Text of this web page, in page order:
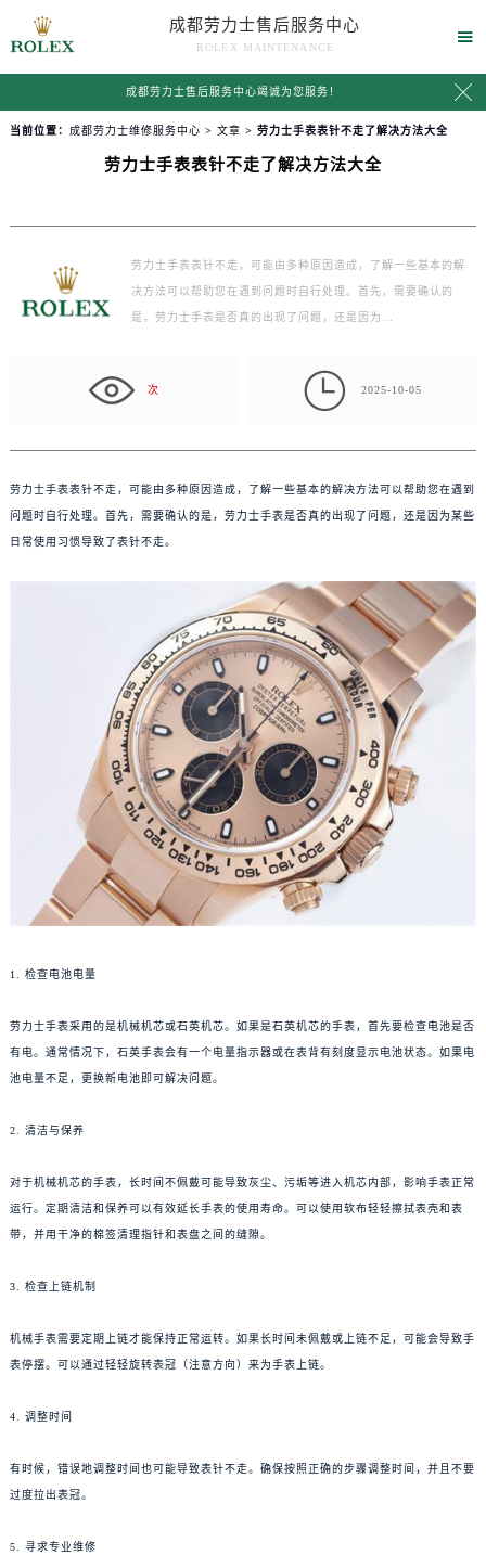
成都劳力士售后服务中心
ROLEX MAINTENANCE

成都劳力士售后服务中心竭诚为您服务！ 
当前位置： 成都劳力士维修服务中心 > 文章 > 劳力士手表表针不走了解决方法大全
劳力士手表表针不走了解决方法大全
劳力士手表表针不走，可能由多种原因造成，了解一些基本的解
决方法可以帮助您在遇到问题时自行处理。首先，需要确认的
是，劳力士手表是否真的出现了问题，还是因为…
次  2025-10-05
劳力士手表表针不走，可能由多种原因造成，了解一些基本的解决方法可以帮助您在遇到
问题时自行处理。首先，需要确认的是，劳力士手表是否真的出现了问题，还是因为某些
日常使用习惯导致了表针不走。
1. 检查电池电量
劳力士手表采用的是机械机芯或石英机芯。如果是石英机芯的手表，首先要检查电池是否
有电。通常情况下，石英手表会有一个电量指示器或在表背有刻度显示电池状态。如果电
池电量不足，更换新电池即可解决问题。
2. 清洁与保养
对于机械机芯的手表，长时间不佩戴可能导致灰尘、污垢等进入机芯内部，影响手表正常
运行。定期清洁和保养可以有效延长手表的使用寿命。可以使用软布轻轻擦拭表壳和表
带，并用干净的棉签清理指针和表盘之间的缝隙。
3. 检查上链机制
机械手表需要定期上链才能保持正常运转。如果长时间未佩戴或上链不足，可能会导致手
表停摆。可以通过轻轻旋转表冠（注意方向）来为手表上链。
4. 调整时间
有时候，错误地调整时间也可能导致表针不走。确保按照正确的步骤调整时间，并且不要
过度拉出表冠。
5. 寻求专业维修